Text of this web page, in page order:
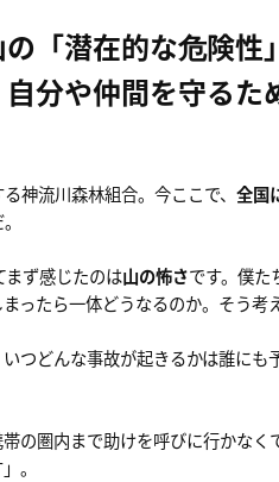
の「潜在的な危険性
自分や仲間を守るた
神流川森林組合。今ここで、 全国
まず感じたのは山の怖さです。僕た
ったら一体どうなるのか。そう考
つどんな事故が起きるかは誰に
の圏内まで助けを呼びに行かな
。